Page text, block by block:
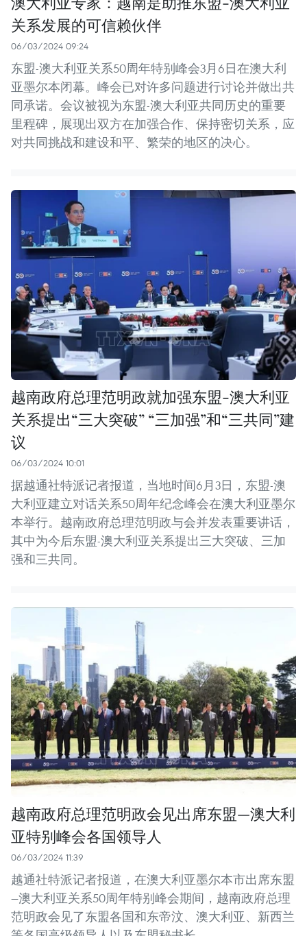
关系发展的可信赖伙伴
06/03/2024 09:24
东盟-澳大利亚关系50周年特别峰会3月6日在澳大利
亚墨尔本闭幕。峰会已对许多问题进行讨论并做出共
同承诺。会议被视为东盟-澳大利亚共同历史的重要
里程碑，展现出双方在加强合作、保持密切关系，应
对共同挑战和建设和平、繁荣的地区的决心。
越南政府总理范明政就加强东盟-澳大利亚
关系提出“三大突破” “三加强”和“三共同”建
议
06/03/2024 10:01
据越通社特派记者报道，当地时间6月3日，东盟-澳
大利亚建立对话关系50周年纪念峰会在澳大利亚墨尔
本举行。越南政府总理范明政与会并发表重要讲话，
其中为今后东盟-澳大利亚关系提出三大突破、三加
强和三共同。
越南政府总理范明政会见出席东盟—澳大利
亚特别峰会各国领导人
06/03/2024 11:39
越通社特派记者报道，在澳大利亚墨尔本市出席东盟
—澳大利亚关系50周年特别峰会期间，越南政府总理
范明政会见了东盟各国和东帝汶、澳大利亚、新西兰